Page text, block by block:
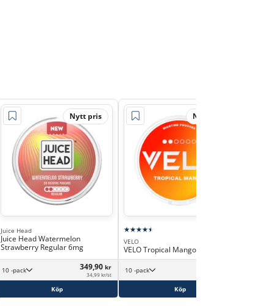
Nytt pris
Juice Head
Juice Head Watermelon
Strawberry Regular 6mg
10 -pack 349,90 kr
34,99 kr/st
Köp
Nytt pris
VELO
VELO Tropical Mango 6mg
10 -pack
Köp